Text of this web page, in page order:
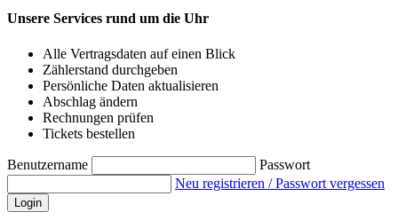
Unsere Services rund um die Uhr
Alle Vertragsdaten auf einen Blick
Zählerstand durchgeben
Persönliche Daten aktualisieren
Abschlag ändern
Rechnungen prüfen
Tickets bestellen
Benutzername
Passwort
Neu registrieren / Passwort vergessen
Login